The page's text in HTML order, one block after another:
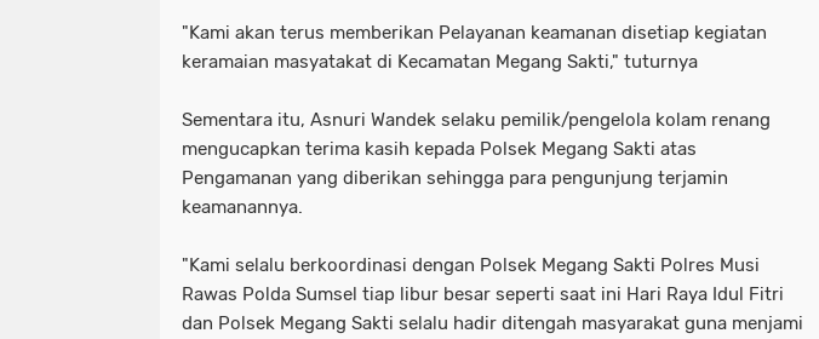
"Kami akan terus memberikan Pelayanan keamanan disetiap kegiatan
keramaian masyatakat di Kecamatan Megang Sakti," tuturnya
Sementara itu, Asnuri Wandek selaku pemilik/pengelola kolam renang
mengucapkan terima kasih kepada Polsek Megang Sakti atas
Pengamanan yang diberikan sehingga para pengunjung terjamin
keamanannya.
"Kami selalu berkoordinasi dengan Polsek Megang Sakti Polres Musi
Rawas Polda Sumsel tiap libur besar seperti saat ini Hari Raya Idul Fitri
dan Polsek Megang Sakti selalu hadir ditengah masyarakat guna menjami